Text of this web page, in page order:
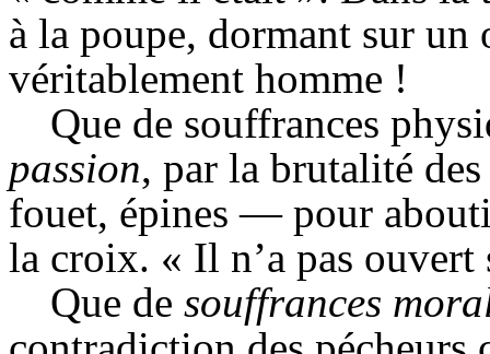
à la poupe, dormant sur
véritablement homme !
Que de souffrances
passion, par la brutalité
fouet, épines — pour
la croix. « Il n’a pas ouvert
Que de souffrances